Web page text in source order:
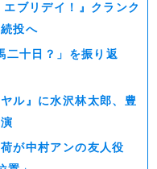
ブリデイ！』クランク
投へ
二十日？」を振り返
ル』に水沢林太郎、豊
が中村アンの友人役